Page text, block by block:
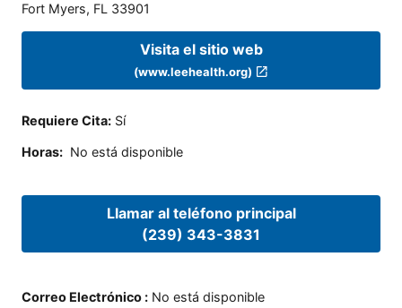
Fort Myers, FL 33901
Visita el sitio web
(www.leehealth.org)
Requiere Cita: Sí
Horas: No está disponible
Llamar al teléfono principal
(239) 343-3831
Correo Electrónico : No está disponible